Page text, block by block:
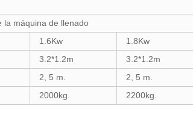
la máquina de llenado
1.6Kw 1.8Kw
3.2*1.2m 3.2*1.2m
2, 5 m. 2, 5 m.
2000kg. 2200kg.